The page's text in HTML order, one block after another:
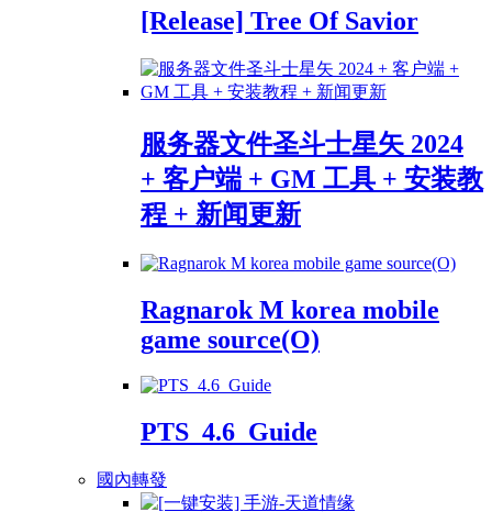
[Release] Tree Of Savior
服务器文件圣斗士星矢 2024
+ 客户端 + GM 工具 + 安装教
程 + 新闻更新
Ragnarok M korea mobile
game source(O)
PTS_4.6_Guide
國內轉發